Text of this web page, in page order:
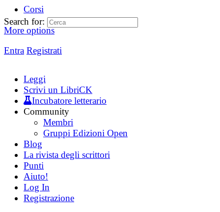
Corsi
More options
Entra Registrati
Search for:
Leggi
Scrivi un LibriCK
Incubatore letterario
Community
Membri
Gruppi Edizioni Open
Blog
La rivista degli scrittori
Punti
Aiuto!
Log In
Registrazione